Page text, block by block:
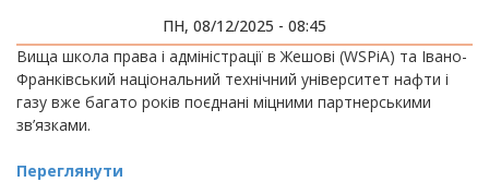
ПН, 08/12/2025 - 08:45
Вища школа права і адміністрації в Жешові (WSPiA) та Івано-
Франківський національний технічний університет нафти і
газу вже багато років поєднані міцними партнерськими
зв’язками.
Переглянути